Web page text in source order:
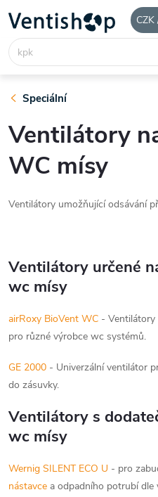
CZK
obsah
Speciální
Ventilátory
WC mísy
Ventilátory umožňující odsávání
Ventilátory určené
wc mísy
airRoxy BioVent WC - Ventilátory
pro různé výrobce wc systémů.
GE 2000 - Univerzální ventilátor
do zásuvky.
Ventilátory s
wc mísy
Wernig SILENT ECO U - pro
nástavce a odpadního potrubí dle